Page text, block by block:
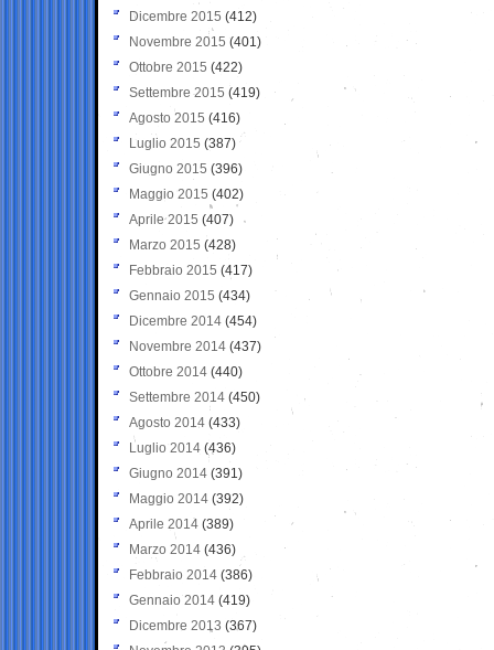
Dicembre 2015 (412)
Novembre 2015 (401)
Ottobre 2015 (422)
Settembre 2015 (419)
Agosto 2015 (416)
Luglio 2015 (387)
Giugno 2015 (396)
Maggio 2015 (402)
Aprile 2015 (407)
Marzo 2015 (428)
Febbraio 2015 (417)
Gennaio 2015 (434)
Dicembre 2014 (454)
Novembre 2014 (437)
Ottobre 2014 (440)
Settembre 2014 (450)
Agosto 2014 (433)
Luglio 2014 (436)
Giugno 2014 (391)
Maggio 2014 (392)
Aprile 2014 (389)
Marzo 2014 (436)
Febbraio 2014 (386)
Gennaio 2014 (419)
Dicembre 2013 (367)